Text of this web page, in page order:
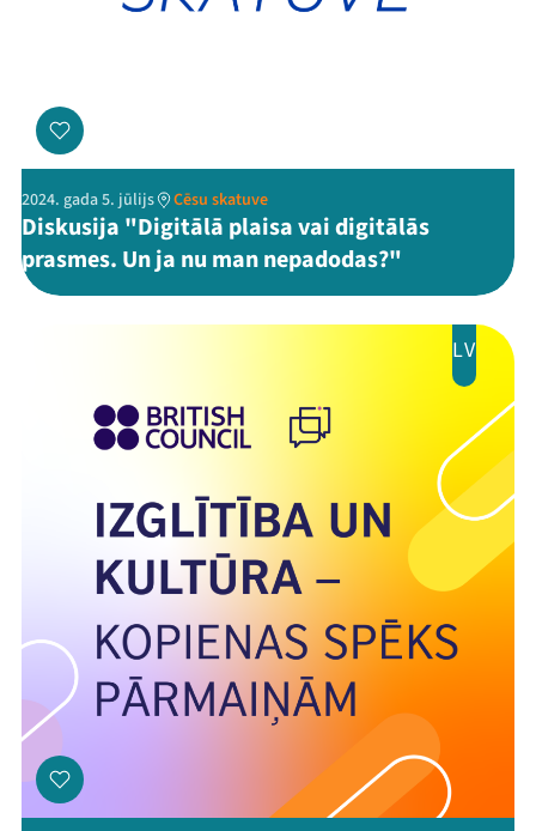
Festivāls
Viņi bija LAMPĀ 2026
Jaunumi
Ziedo
Kontakti
ThreadsFacebookYoutube
X Instagram
2024. gada 5. jūlijs Cēsu skatuve
Diskusija "Digitālā plaisa vai digitālās
prasmes. Un ja nu man nepadodas?"
LV